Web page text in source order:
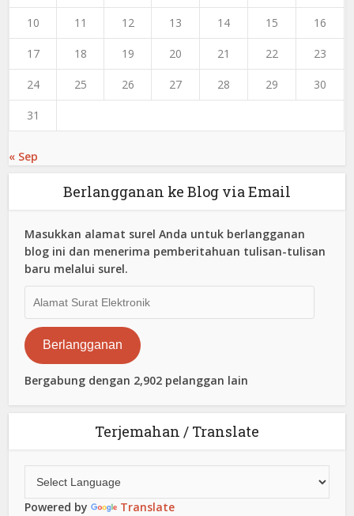
10 11 12 13 14 15 16
17 18 19 20 21 22 23
24 25 26 27 28 29 30
31
« Sep
Berlangganan ke Blog via Email
Masukkan alamat surel Anda untuk berlangganan
blog ini dan menerima pemberitahuan tulisan-tulisan
baru melalui surel.
Surat
Elektronik
Berlangganan
Bergabung dengan 2,902 pelanggan lain
Terjemahan / Translate
Powered by Translate